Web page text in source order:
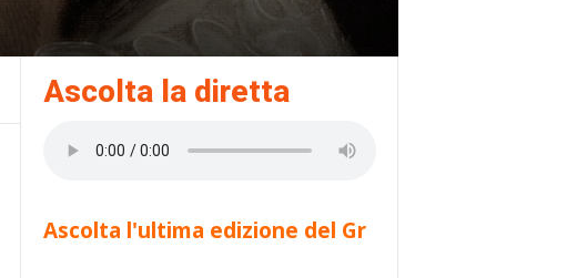
Ascolta la diretta
Ascolta l'ultima edizione del Gr